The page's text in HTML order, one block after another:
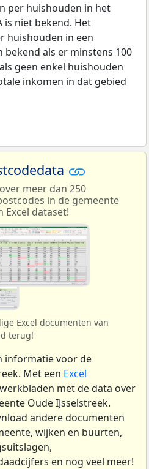
per huishouden in het
is niet bekend. Het
huishouden in een
bekend als er minstens 100
geen enkel huishouden
inkomen in dat gebied
meer dan 250
in de gemeente
Excel dataset!
Excel documenten van
terug!
informatie voor de
Met een Excel
met de data over
Oude IJsselstreek.
andere documenten
wijken en buurten,
en nog veel meer!